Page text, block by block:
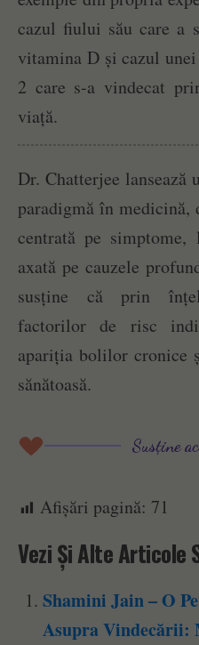
cazul fiului său care a
vitamina D și cazul
2 care s-a vindecat
viață.
Dr. Chatterjee lansează
paradigmă în medicină,
centrată pe
axată pe cauzele
susține că prin
factorilor de risc
apariția bolilor cronice
sănătoasă.
Susține
Afișări pagină: 71
Vezi Și Alte Articole
Shamini Jain – O
Asupra Vindecării: